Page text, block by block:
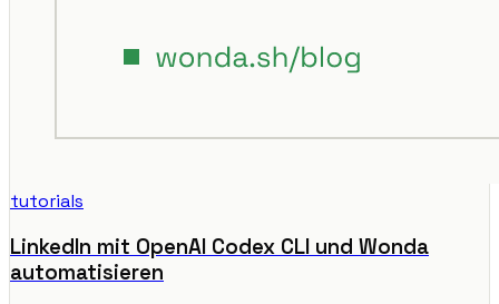
tutorials
LinkedIn mit OpenAI Codex CLI und Wonda
automatisieren